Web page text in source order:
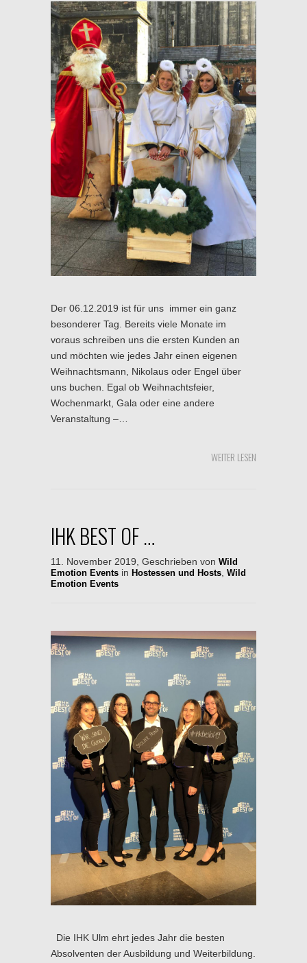
Der 06.12.2019 ist für uns immer ein ganz
besonderer Tag. Bereits viele Monate im
voraus schreiben uns die ersten Kunden an
und möchten wie jedes Jahr einen eigenen
Weihnachtsmann, Nikolaus oder Engel über
uns buchen. Egal ob Weihnachtsfeier,
Wochenmarkt, Gala oder eine andere
Veranstaltung –…
WEITER LESEN
IHK BEST OF …
11. November 2019, Geschrieben von Wild
Emotion Events in Hostessen und Hosts Wild
Emotion Events
Die IHK Ulm ehrt jedes Jahr die besten
Absolventen der Ausbildung und Weiterbildung.